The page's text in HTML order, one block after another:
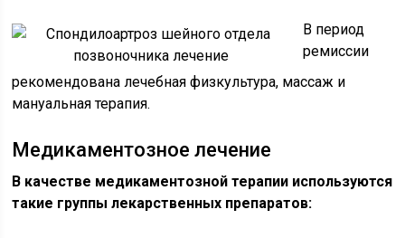
В период
ремиссии
рекомендована лечебная физкультура, массаж и
мануальная терапия.
Медикаментозное лечение
В качестве медикаментозной терапии используются
такие группы лекарственных препаратов: